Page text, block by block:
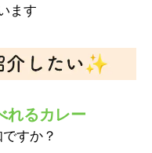
ます
れるカレー
すか？